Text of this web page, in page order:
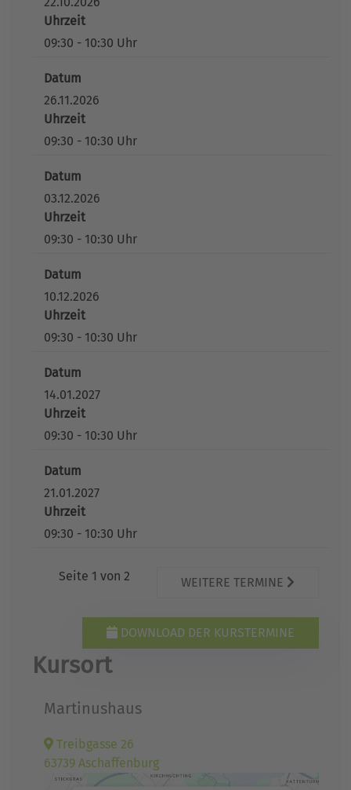
Uhrzeit
09:30 - 10:30 Uhr
Datum
26.11.2026
Uhrzeit
09:30 - 10:30 Uhr
Datum
03.12.2026
Uhrzeit
09:30 - 10:30 Uhr
Datum
10.12.2026
Uhrzeit
09:30 - 10:30 Uhr
Datum
14.01.2027
Uhrzeit
09:30 - 10:30 Uhr
Datum
21.01.2027
Uhrzeit
09:30 - 10:30 Uhr
WEITERE TERMINE
Seite 1 von 2
DOWNLOAD DER KURSTERMINE
Kursort
Martinushaus
Treibgasse 26
63739 Aschaffenburg